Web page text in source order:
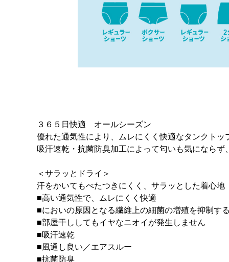
３６５日快適 オールシーズン
優れた通気性により、ムレにくく快適なタンクトッ
吸汗速乾・抗菌防臭加工によって匂いも気になら
＜サラッとドライ＞
汗をかいてもべたつきにくく、サラッとした着心地
■高い通気性で、ムレにくく快適
■においの原因となる繊維上の細菌の増殖を抑制す
■部屋干ししてもイヤなニオイが発生しません
■吸汗速乾
■風通し良い／エアスルー
■抗菌防臭